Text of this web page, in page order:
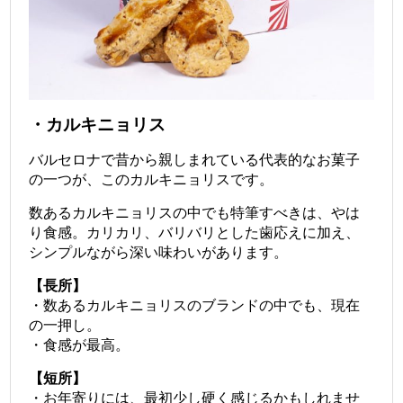
・カルキニョリス
バルセロナで昔から親しまれている代表的なお菓子
の一つが、このカルキニョリスです。
数あるカルキニョリスの中でも特筆すべきは、やは
り食感。
カリカリ、バリバリとした歯応えに加え、
シンプルながら深い味わいがあります。
【長所】
・数あるカルキニョリスのブランドの中でも、現在
の一押し。
・食感が最高。
【短所】
・お年寄りには、最初少し硬く感じるかもしれませ